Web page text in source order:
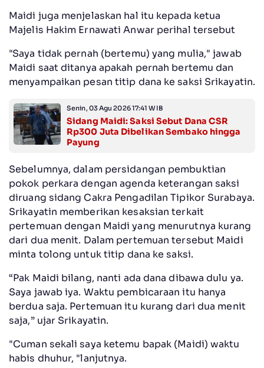
‎Maidi juga menjelaskan hal itu kepada ketua
Majelis Hakim Ernawati Anwar perihal tersebut
‎"Saya tidak pernah (bertemu) yang mulia," jawab
Maidi saat ditanya apakah pernah bertemu dan
menyampaikan pesan titip dana ke saksi Srikayatin.
Senin, 03 Agu 2026 17:41 WIB
Sidang Maidi: Saksi Sebut Dana CSR
Rp300 Juta Dibelikan Sembako hingga
Payung
‎Sebelumnya, dalam persidangan pembuktian
pokok perkara dengan agenda keterangan saksi
diruang sidang Cakra Pengadilan Tipikor Surabaya.
Srikayatin memberikan kesaksian terkait
pertemuan dengan Maidi yang menurutnya kurang
dari dua menit. Dalam pertemuan tersebut Maidi
minta tolong untuk titip dana ke saksi.
‎“Pak Maidi bilang, nanti ada dana dibawa dulu ya.
Saya jawab iya. Waktu pembicaraan itu hanya
berdua saja. Pertemuan itu kurang dari dua menit
saja,” ujar Srikayatin.
‎"Cuman sekali saya ketemu bapak (Maidi) waktu
habis dhuhur, "lanjutnya.